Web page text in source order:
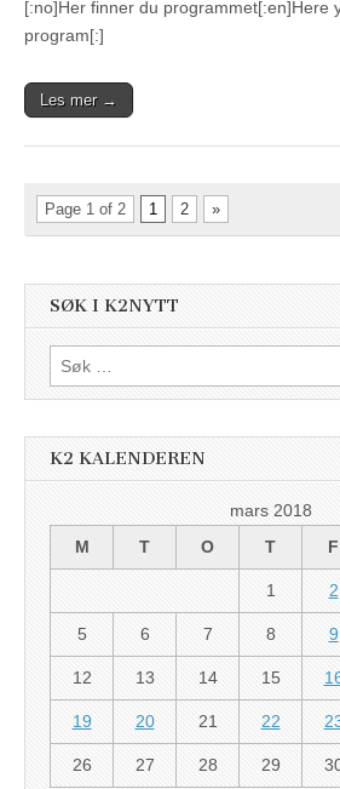
[:no]Her finner du programmet[:en]Here
program[:]
Les mer →
Page 1 of 2 1 2 »
SØK I K2NYTT
Søk
etter:
K2 KALENDEREN
mars 2018
M
T O T F
1 2
5 6 7 8 9
12 13 14 15
19 20 21 22
26 27 28 29